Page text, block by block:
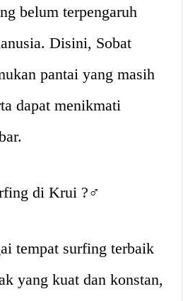
belum terpengaruh
Disini, Sobat
pantai yang masih
dapat menikmati
di Krui ?‍♂️
tempat surfing terbaik
yang kuat dan konstan,